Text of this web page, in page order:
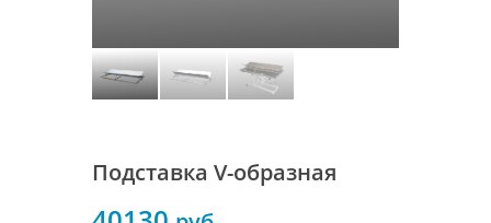
Подставка V-образная